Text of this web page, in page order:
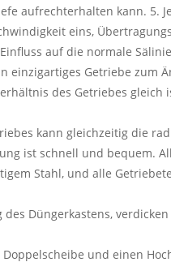
aufrechterhalten kann. 5.
eins,
auf die normale
einzigartiges Getriebe zum
des Getriebes
kann gleichzeitig die
ist schnell und bequem.
Stahl, und alle
Düngerkastens,
und einen